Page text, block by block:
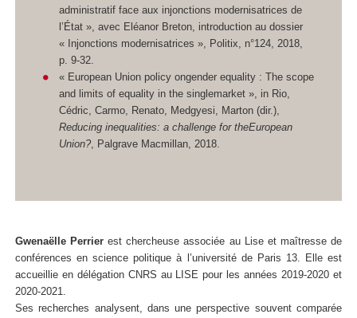
administratif face aux injonctions modernisatrices de
l’État », avec Eléanor Breton, introduction au dossier
« Injonctions modernisatrices », Politix, n°124, 2018,
p. 9-32.
« European Union policy ongender equality : The scope
and limits of equality in the singlemarket », in Rio,
Cédric, Carmo, Renato, Medgyesi, Marton (dir.),
Reducing inequalities: a challenge for theEuropean
Union?, Palgrave Macmillan, 2018.
Gwenaëlle Perrier est chercheuse associée au Lise et maîtresse de
conférences en science politique à l’université de Paris 13. Elle est
accueillie en délégation CNRS au LISE pour les années 2019-2020 et
2020-2021.
Ses recherches analysent, dans une perspective souvent comparée